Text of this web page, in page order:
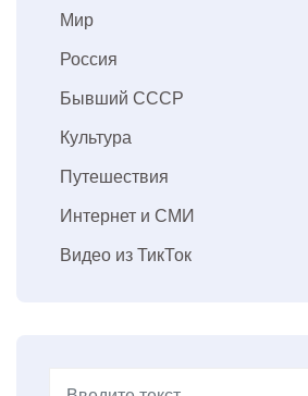
Мир
Россия
Бывший СССР
Культура
Путешествия
Интернет и СМИ
Видео из ТикТок